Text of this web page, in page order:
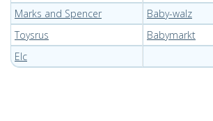
Marks and Spencer
Baby-walz
Toysrus
Babymarkt
Elc